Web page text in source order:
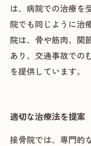
は、病院での治療を
院でも同じように治
院は、骨や筋肉、関
あり、交通事故での
を提供しています。
適切な治療法を提案
接骨院では、専門的